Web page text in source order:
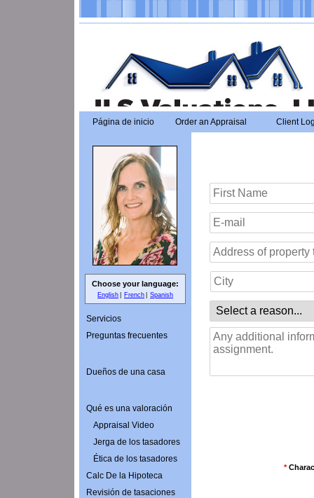
Página de inicio Order an Appraisal Client
Choose your language:
English French Spanish
Servicios
Preguntas frecuentes
Dueños de una casa
Qué es una valoración
Appraisal Video
Jerga de los tasadores
Ética de los tasadores
Calc De la Hipoteca
Revisión de tasaciones
*